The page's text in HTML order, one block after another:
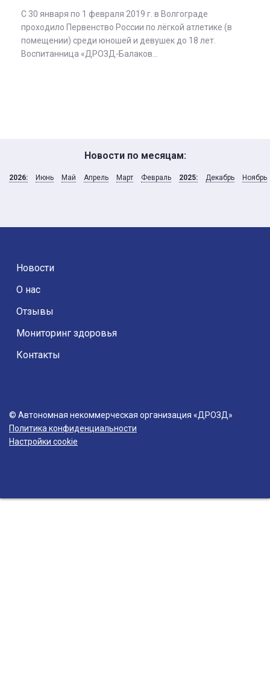
С 30 января по 1 февраля 2019 г. в Волгограде
проходило Первенство России по лёгкой атлетике (в
помещении) среди юношей и девушек до 18 лет.
Воспитанница «ДРОЗД-Балаков...
Новости по месяцам:
2026: Июнь Май Апрель Март Февраль 2025: Декабрь Ноябрь
Новости
О нас
Отзывы
Мониторинг здоровья
Контакты
© Автономная некоммерческая организация «ДРОЗД»
Политика конфиденциальности
Настройки cookie